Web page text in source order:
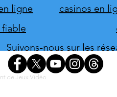
ligne
casinos en
Suivons-nous sur les
de Jeux Vidéo